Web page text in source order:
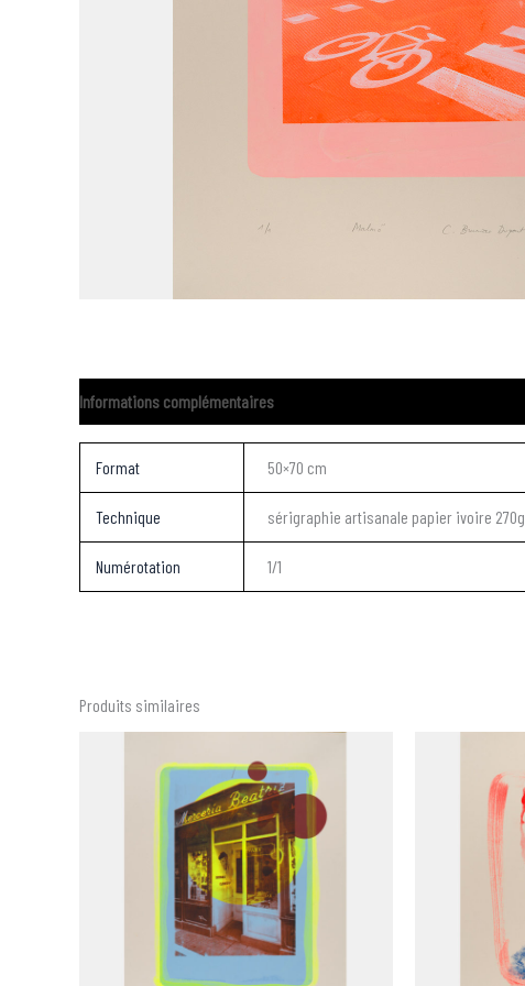
Informations complémentaires
Format 50×70 cm
Technique sérigraphie artisanale papier ivoire 270g
Numérotation 1/1
Produits similaires